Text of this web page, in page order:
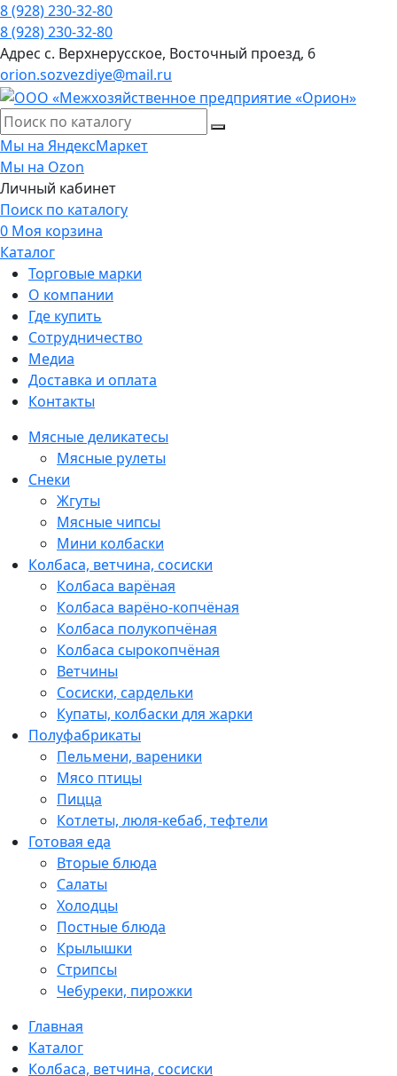
8 (928) 230-32-80
8 (928) 230-32-80
Адрес с. Верхнерусское, Восточный проезд, 6
orion.sozvezdiye@mail.ru
Мы на ЯндексМаркет
Мы на Ozon
Личный кабинет
Поиск по каталогу
0 Моя корзина
Каталог
Торговые марки
О компании
Где купить
Сотрудничество
Медиа
Доставка и оплата
Контакты
Мясные деликатесы
Мясные рулеты
Снеки
Жгуты
Мясные чипсы
Мини колбаски
Колбаса, ветчина, сосиски
Колбаса варёная
Колбаса варёно-копчёная
Колбаса полукопчёная
Колбаса сырокопчёная
Ветчины
Сосиски, сардельки
Купаты, колбаски для жарки
Полуфабрикаты
Пельмени, вареники
Мясо птицы
Пицца
Котлеты, люля-кебаб, тефтели
Готовая еда
Вторые блюда
Салаты
Холодцы
Постные блюда
Крылышки
Стрипсы
Чебуреки, пирожки
Главная
Каталог
Колбаса, ветчина, сосиски